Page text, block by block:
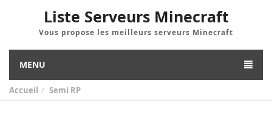
Liste Serveurs Minecraft
Vous propose les meilleurs serveurs Minecraft
MENU
Accueil Semi RP